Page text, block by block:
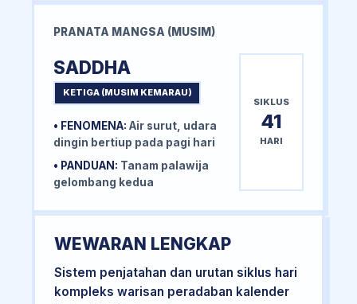
PRANATA MANGSA (MUSIM)
SADDHA
KETIGA (MUSIM KEMARAU)
• FENOMENA: Air surut, udara
dingin bertiup pada pagi hari
• PANDUAN: Tanam palawija
gelombang kedua
SIKLUS
41
HARI
WEWARAN LENGKAP
Sistem penjatahan dan urutan siklus hari
kompleks warisan peradaban kalender